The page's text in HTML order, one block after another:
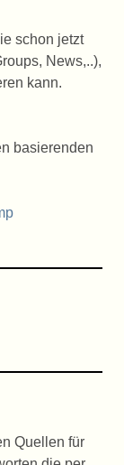
schon jetzt
News,..),
kann.
basierenden
Quellen für